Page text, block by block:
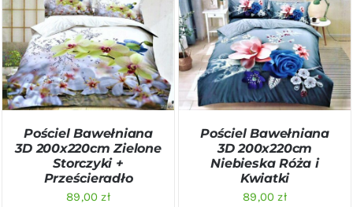
DODAJ DO KOSZYKA
/
SZCZEGÓŁY
Pościel Bawełniana
3D 200x220cm Zielone
Storczyki +
Prześcieradło
89,00zł
DODAJ DO KOSZYKA
/
SZCZEGÓŁY
Pościel Bawełniana
3D 200x220cm
Niebieska Róża i
Kwiatki
89,00zł